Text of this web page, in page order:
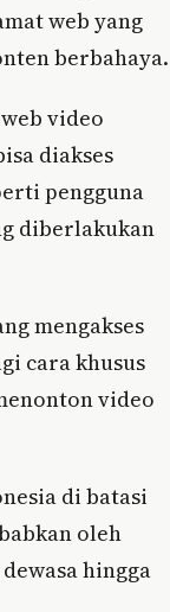
web yang
berbahaya.
video
diakses
pengguna
diberlakukan
mengakses
cara khusus
video
di batasi
oleh
hingga